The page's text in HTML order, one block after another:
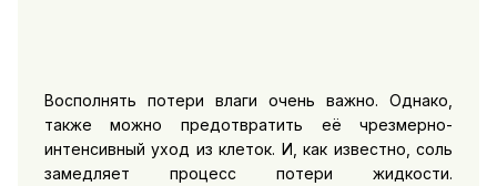
Восполнять потери влаги очень важно. Однако,
также можно предотвратить её чрезмерно-
интенсивный уход из клеток. И, как известно, соль
замедляет процесс потери жидкости.